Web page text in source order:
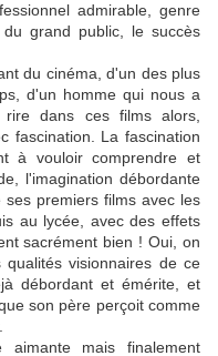
admirable, genre
grand public, le succès
du cinéma, d'un des plus
d'un homme qui nous a
dans ces films alors,
fascination. La fascination
à vouloir comprendre et
l'imagination débordante
premiers films avec les
au lycée, avec des effets
sacrément bien ! Oui, on
visionnaires de ce
débordant et émérite, et
son père perçoit comme
mais finalement